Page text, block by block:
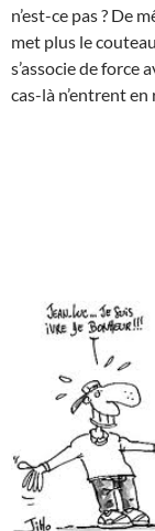
n’est-ce pas ? De
met plus le
s’associe de force
cas-là n’entrent